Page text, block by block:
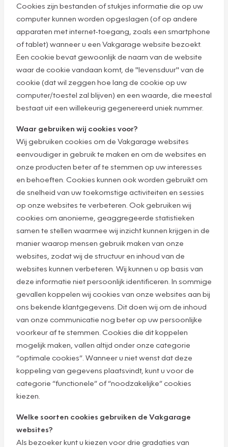
Cookies zijn bestanden of stukjes informatie die op uw
computer kunnen worden opgeslagen (of op andere
apparaten met internet-toegang, zoals een smartphone
of tablet) wanneer u een Vakgarage website bezoekt.
Een cookie bevat gewoonlijk de naam van de website
waar de cookie vandaan komt, de "levensduur" van de
cookie (dat wil zeggen hoe lang de cookie op uw
computer/toestel zal blijven) en een waarde, die meestal
bestaat uit een willekeurig gegenereerd uniek nummer.
Waar gebruiken wij cookies voor?
Wij gebruiken cookies om de Vakgarage websites
eenvoudiger in gebruik te maken en om de websites en
onze producten beter af te stemmen op uw interesses
en behoeften. Cookies kunnen ook worden gebruikt om
de snelheid van uw toekomstige activiteiten en sessies
op onze websites te verbeteren. Ook gebruiken wij
cookies om anonieme, geaggregeerde statistieken
samen te stellen waarmee wij inzicht kunnen krijgen in de
manier waarop mensen gebruik maken van onze
websites, zodat wij de structuur en inhoud van de
websites kunnen verbeteren. Wij kunnen u op basis van
deze informatie niet persoonlijk identificeren. In sommige
gevallen koppelen wij cookies van onze websites aan bij
ons bekende klantgegevens. Dit doen wij om de inhoud
van onze communicatie nog beter op uw persoonlijke
voorkeur af te stemmen. Cookies die dit koppelen
mogelijk maken, vallen altijd onder onze categorie
“optimale cookies”. Wanneer u niet wenst dat deze
koppeling van gegevens plaatsvindt, kunt u voor de
categorie “functionele” of “noodzakelijke” cookies
kiezen.
Welke soorten cookies gebruiken de Vakgarage
websites?
Als bezoeker kunt u kiezen voor drie gradaties van